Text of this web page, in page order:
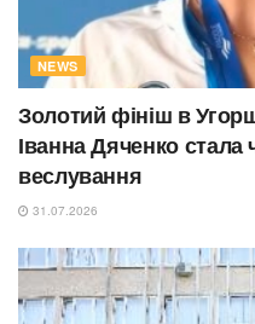
NEWS
Золотий фініш в
Іванна Дяченко
веслування
31.07.2026